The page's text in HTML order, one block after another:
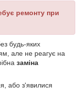
ремонту при
будь-яких
але не реагує на
заміна
або з'явилися